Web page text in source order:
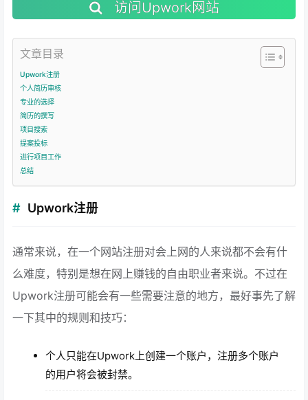
访问Upwork网站
文章目录
Upwork注册
个人简历审核
专业的选择
简历的撰写
项目搜索
提案投标
进行项目工作
总结
Upwork注册
通常来说，在一个网站注册对会上网的人来说都不会有什
么难度，特别是想在网上赚钱的自由职业者来说。不过在
Upwork注册可能会有一些需要注意的地方，最好事先了解
一下其中的规则和技巧：
个人只能在Upwork上创建一个账户，注册多个账户
的用户将会被封禁。